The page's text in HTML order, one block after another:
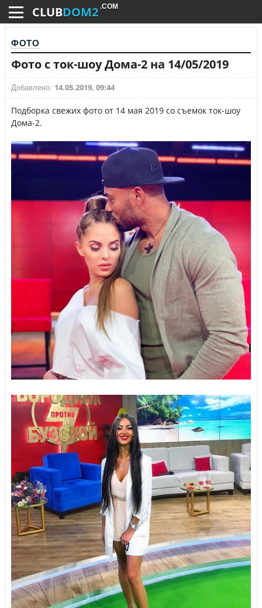
CLUBDOM2 .COM
ФОТО
Фото с ток-шоу Дома-2 на 14/05/2019
Добавлено: 14.05.2019, 09:44
Подборка свежих фото от 14 мая 2019 со съемок ток-шоу
Дома-2.